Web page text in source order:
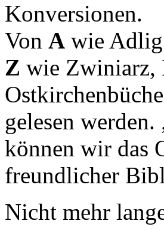
Konversionen.
Von A wie
Z wie Zwiniarz,
gelesen
können wir das
freundlicher
Nicht mehr